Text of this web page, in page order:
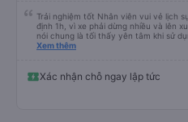
Trải nghiệm tốt Nhân viên vui vẻ lịch
định 1h, vì xe phải dừng nhiều và lên
nói chung là tối thấy yên tâm khi sử
hộ và giới thiệu cho người thân sử
Xem thêm
Xác nhận chỗ ngay lập tức